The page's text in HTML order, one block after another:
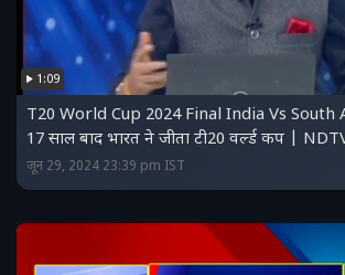
1:09
T20 World Cup 2024 Final India Vs South
17 साल बाद भारत ने जीता टी20 वर्ल्ड कप |
जून 29, 2024 23:39 pm IST